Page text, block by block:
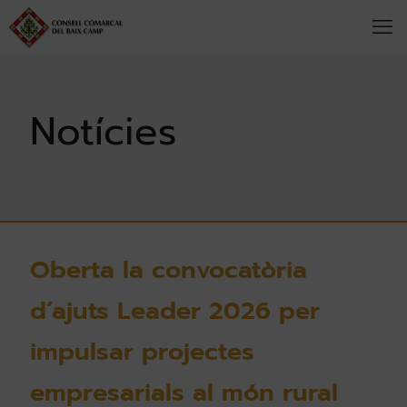
Oberta la convocatòria
d’ajuts Leader 2026 per
impulsar projectes
empresarials al món rural